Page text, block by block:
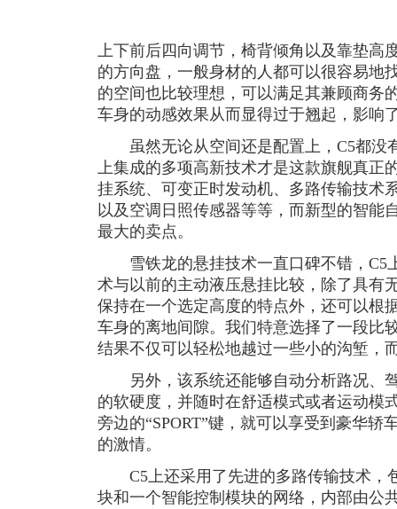
上下前后四向调节，椅背倾角以及靠垫高
的方向盘，一般身材的人都可以很容易地
的空间也比较理想，可以满足其兼顾商务
车身的动感效果从而显得过于翘起，影响
虽然无论从空间还是配置上，C5都没
上集成的多项高新技术才是这款旗舰真正
挂系统、可变正时发动机、多路传输技术
以及空调日照传感器等等，而新型的智能
最大的卖点。
雪铁龙的悬挂技术一直口碑不错，C5
术与以前的主动液压悬挂比较，除了具有
保持在一个选定高度的特点外，还可以根
车身的离地间隙。我们特意选择了一段比
结果不仅可以轻松地越过一些小的沟堑，
另外，该系统还能够自动分析路况、
的软硬度，并随时在舒适模式或者运动模
旁边的“SPORT”键，就可以享受到豪华轿
的激情。
C5上还采用了先进的多路传输技术，
块和一个智能控制模块的网络，内部由公